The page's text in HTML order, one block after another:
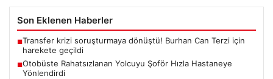
Son Eklenen Haberler
■Transfer krizi soruşturmaya dönüştü! Burhan Can Terzi için
harekete geçildi
■Otobüste Rahatsızlanan Yolcuyu Şoför Hızla Hastaneye
Yönlendirdi